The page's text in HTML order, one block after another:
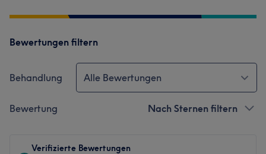
Bewertungen filtern
Behandlung Alle Bewertungen
Bewertung Nach Sternen filtern
Verifizierte Bewertungen